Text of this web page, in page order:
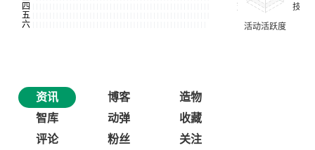
资讯 博客
造物
智库
动弹
收藏
评论
粉丝 关注